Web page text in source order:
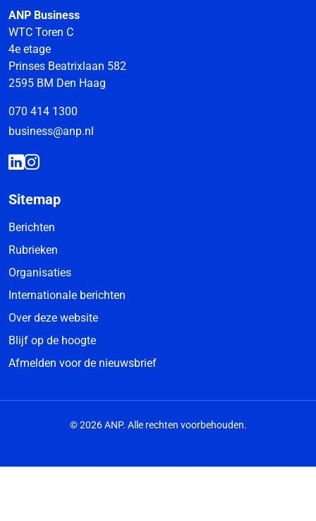
ANP Business
WTC Toren C
4e etage
Prinses Beatrixlaan 582
2595 BM Den Haag
070 414 1300
business@anp.nl
Sitemap
Berichten
Rubrieken
Organisaties
Internationale berichten
Over deze website
Blijf op de hoogte
Afmelden voor de nieuwsbrief
© 2026 ANP. Alle rechten voorbehouden.